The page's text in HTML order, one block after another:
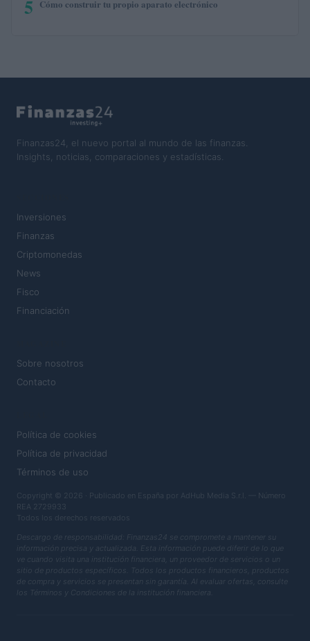
5 Cómo construir tu propio aparato electrónico
Finanzas24, el nuevo portal al mundo de las finanzas.
Insights, noticias, comparaciones y estadísticas.
Inversiones
Finanzas
Criptomonedas
News
Fisco
Financiación
Sobre nosotros
Contacto
Política de cookies
Política de privacidad
Términos de uso
Copyright © 2026 · Publicado en España por AdHub Media S.r.l. — Número
REA 2729933
Todos los derechos reservados
Descargo de responsabilidad: Finanzas24 se compromete a mantener su
información precisa y actualizada. Esta información puede diferir de lo que
ve cuando visita una institución financiera, un proveedor de servicios o un
sitio de productos específicos. Todos los productos financieros, productos
de compra y servicios se presentan sin garantía. Al evaluar ofertas, consulte
los Términos y Condiciones de la institución financiera.